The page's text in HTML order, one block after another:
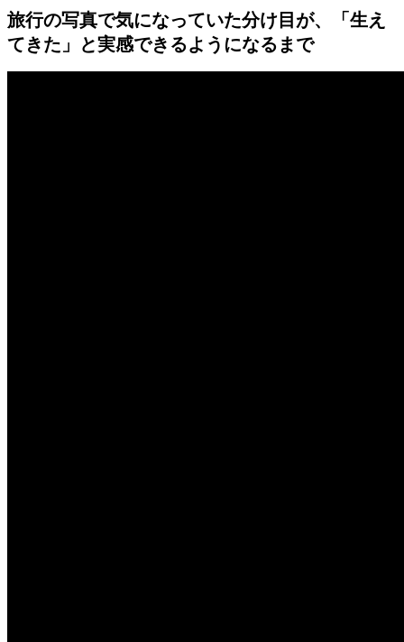
旅行の写真で気になっていた分け目が、「生え
てきた」と実感できるようになるまで